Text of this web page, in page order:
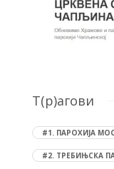
T(р)агови
#1. ПАРОХИЈА
#2. ТРЕБИЊСКА